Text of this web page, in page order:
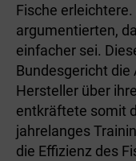
Fische
argumentierten,
einfacher sei.
Bundesgericht die
Hersteller über
entkräftete somit
jahrelanges
die Effizienz des